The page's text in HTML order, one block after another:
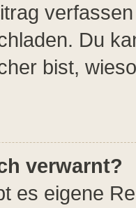
Du
bist,
verwarnt?
es eigene